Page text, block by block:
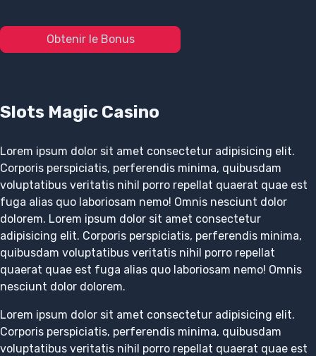
Obtenir le Bonus
Slots Magic Casino
Lorem ipsum dolor sit amet consectetur adipisicing elit.
Corporis perspiciatis, perferendis minima, quibusdam
voluptatibus veritatis nihil porro repellat quaerat quae est
fuga alias quo laboriosam nemo! Omnis nesciunt dolor
dolorem. Lorem ipsum dolor sit amet consectetur
adipisicing elit. Corporis perspiciatis, perferendis minima,
quibusdam voluptatibus veritatis nihil porro repellat
quaerat quae est fuga alias quo laboriosam nemo! Omnis
nesciunt dolor dolorem.
Lorem ipsum dolor sit amet consectetur adipisicing elit.
Corporis perspiciatis, perferendis minima, quibusdam
voluptatibus veritatis nihil porro repellat quaerat quae est